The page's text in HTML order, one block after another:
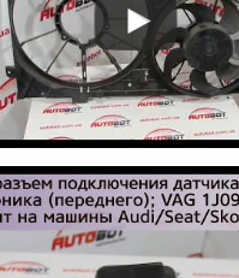
B6 (3С2, 3С5)
(362, 365)
B8 (3G2, 3G5)
(357)
(358)
Alltrack Mk I (B7)